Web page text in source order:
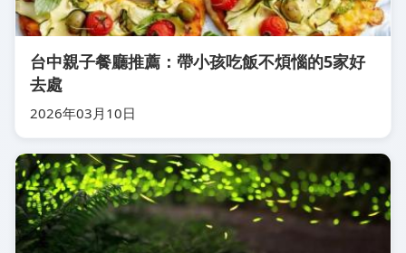
台中親子餐廳推薦：帶小孩吃飯不煩惱的5家好
去處
2026年03月10日